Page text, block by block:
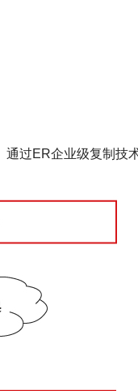
过ER企业级复制技